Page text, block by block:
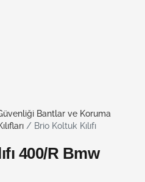
Bantlar ve Koruma
/ Brio Koltuk Kılıfı
400/R Bmw